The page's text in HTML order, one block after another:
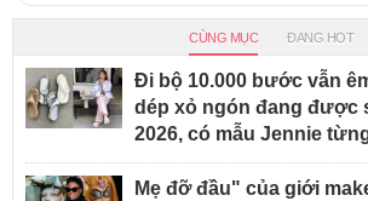
CÙNG MỤC ĐANG HOT
Đi bộ 10.000 bước vẫn
dép xỏ ngón đang được
2026, có mẫu Jennie
Mẹ đỡ đầu" của giới